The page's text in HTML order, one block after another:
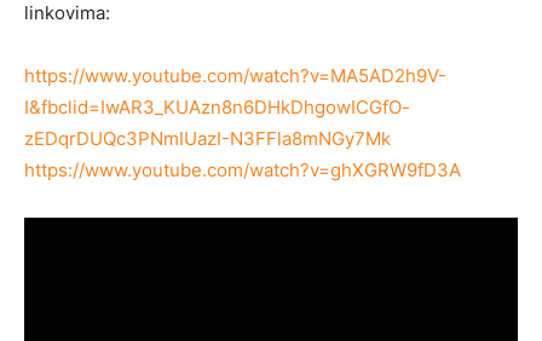
linkovima:
https://www.youtube.com/watch?v=MA5AD2h9V-
I&fbclid=IwAR3_KUAzn8n6DHkDhgowICGfO-
zEDqrDUQc3PNmIUazI-N3FFla8mNGy7Mk
https://www.youtube.com/watch?v=ghXGRW9fD3A